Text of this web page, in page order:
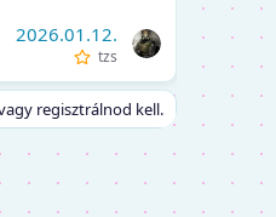
2026.01.12.
tzs
regisztrálnod kell.